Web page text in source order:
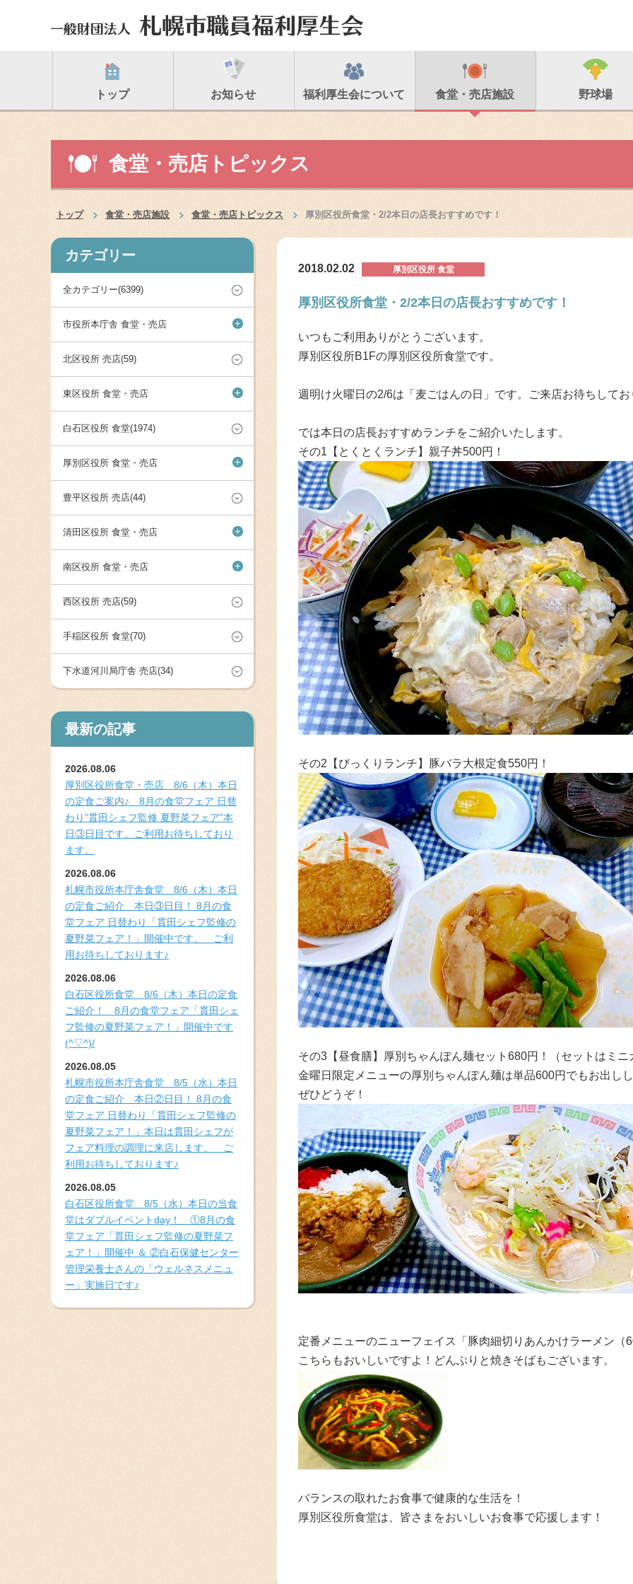
トップ お知らせ 福利厚生会について 食堂・売店施設 野球場
食堂・売店トピックス
トップ 食堂・売店施設 食堂・売店トピックス 厚別区役所食堂・2/2本日の店長おすすめです！
カテゴリー
全カテゴリー(6399)
市役所本庁舎 食堂・売店 +
北区役所 売店(59)
東区役所 食堂・売店 +
白石区役所 食堂(1974)
厚別区役所 食堂・売店 +
豊平区役所 売店(44)
清田区役所 食堂・売店 +
南区役所 食堂・売店 +
西区役所 売店(59)
手稲区役所 食堂(70)
下水道河川局庁舎 売店(34)
最新の記事
2026.08.06
厚別区役所食堂・売店 8/6（木）本日
の定食ご案内♪ 8月の食堂フェア 日替
わり”貫田シェフ監修 夏野菜フェア”本
日③日目です。ご利用お待ちしており
ます。
2026.08.06
札幌市役所本庁舎食堂 8/6（木）本日
の定食ご紹介 本日③日目！ 8月の食
堂フェア 日替わり「貫田シェフ監修の
夏野菜フェア！」開催中です。 ご利
用お待ちしております♪
2026.08.06
白石区役所食堂 8/6（木）本日の定食
ご紹介！ 8月の食堂フェア「貫田シェ
フ監修の夏野菜フェア！」開催中です
(^▽^)/
2026.08.05
札幌市役所本庁舎食堂 8/5（水）本日
の定食ご紹介 本日②日目！ 8月の食
堂フェア 日替わり「貫田シェフ監修の
夏野菜フェア！」本日は貫田シェフが
フェア料理の調理に来店します。 ご
利用お待ちしております♪
2026.08.05
白石区役所食堂 8/5（水）本日の当食
堂はダブルイベントday！ ①8月の食
堂フェア「貫田シェフ監修の夏野菜フ
ェア！」開催中 ＆ ②白石保健センター
管理栄養士さんの「ウェルネスメニュ
ー」実施日です♪
2018.02.02 厚別区役所 食堂
厚別区役所食堂・2/2本日の店長おすすめです！
いつもご利用ありがとうございます。
厚別区役所B1Fの厚別区役所食堂です。
週明け火曜日の2/6は「麦ごはんの日」です。ご来店お待ちして
では本日の店長おすすめランチをご紹介いたします。
その1【とくとくランチ】親子丼500円！
その2【びっくりランチ】豚バラ大根定食550円！
その3【昼食膳】厚別ちゃんぽん麺セット680円！（セットはミニ
金曜日限定メニューの厚別ちゃんぽん麺は単品600円でもお出し
ぜひどうぞ！
定番メニューのニューフェイス「豚肉細切りあんかけラーメン（
こちらもおいしいですよ！どんぶりと焼きそばもございます。
バランスの取れたお食事で健康的な生活を！
厚別区役所食堂は、皆さまをおいしいお食事で応援します！